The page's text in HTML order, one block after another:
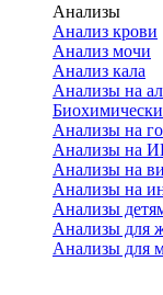
Анализы
Анализ крови
Анализ мочи
Анализ кала
Анализы на
Анализы на
Анализы на
Анализы на
Анализы на
Анализы
Анализы для
Анализы для